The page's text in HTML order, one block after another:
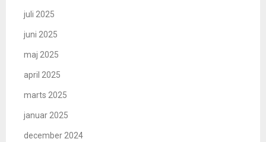
juli 2025
juni 2025
maj 2025
april 2025
marts 2025
januar 2025
december 2024